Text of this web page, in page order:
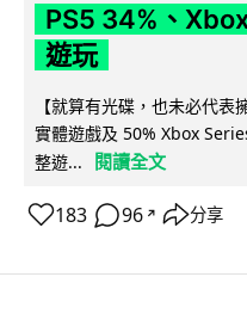
PS5 34%、
遊玩
【就算有光碟，也未必代
實體遊戲及 50% Xbox
整遊...
閱讀全文
183 96 ↗ 分享